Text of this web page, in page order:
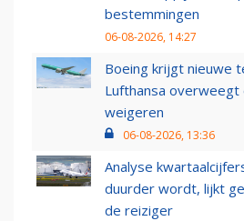
bestemmingen
06-08-2026, 14:27
Boeing krijgt nieuwe
Lufthansa
weigeren
06-08-2026, 13:36
Analyse
duurder wordt, lijkt
de reiziger